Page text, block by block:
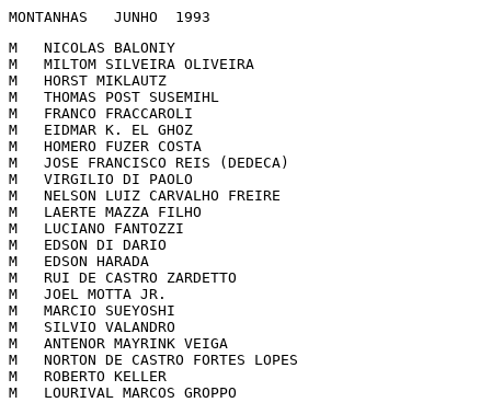
MONTANHAS   JUNHO  1993
M   NICOLAS BALONIY
M   MILTOM SILVEIRA OLIVEIRA
M   HORST MIKLAUTZ
M   THOMAS POST SUSEMIHL
M   FRANCO FRACCAROLI
M   EIDMAR K. EL GHOZ
M   HOMERO FUZER COSTA
M   JOSE FRANCISCO REIS (DEDECA)
M   VIRGILIO DI PAOLO
M   NELSON LUIZ CARVALHO FREIRE
M   LAERTE MAZZA FILHO
M   LUCIANO FANTOZZI
M   EDSON DI DARIO
M   EDSON HARADA
M   RUI DE CASTRO ZARDETTO
M   JOEL MOTTA JR.
M   MARCIO SUEYOSHI
M   SILVIO VALANDRO
M   ANTENOR MAYRINK VEIGA
M   NORTON DE CASTRO FORTES LOPES
M   ROBERTO KELLER
M   LOURIVAL MARCOS GROPPO